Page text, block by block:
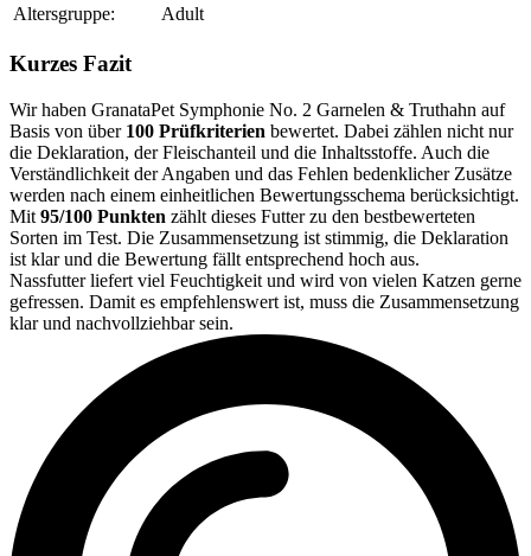
Altersgruppe:
Adult
Kurzes Fazit
Wir haben GranataPet Symphonie No. 2 Garnelen & Truthahn auf
Basis von über 100 Prüfkriterien bewertet. Dabei zählen nicht nur
die Deklaration, der Fleischanteil und die Inhaltsstoffe. Auch die
Verständlichkeit der Angaben und das Fehlen bedenklicher Zusätze
werden nach einem einheitlichen Bewertungsschema berücksichtigt.
Mit 95/100 Punkten zählt dieses Futter zu den bestbewerteten
Sorten im Test. Die Zusammensetzung ist stimmig, die Deklaration
ist klar und die Bewertung fällt entsprechend hoch aus.
Nassfutter liefert viel Feuchtigkeit und wird von vielen Katzen gerne
gefressen. Damit es empfehlenswert ist, muss die Zusammensetzung
klar und nachvollziehbar sein.